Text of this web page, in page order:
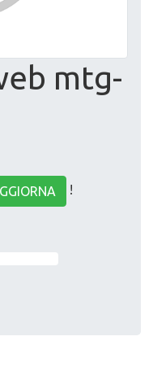
mtg-
!